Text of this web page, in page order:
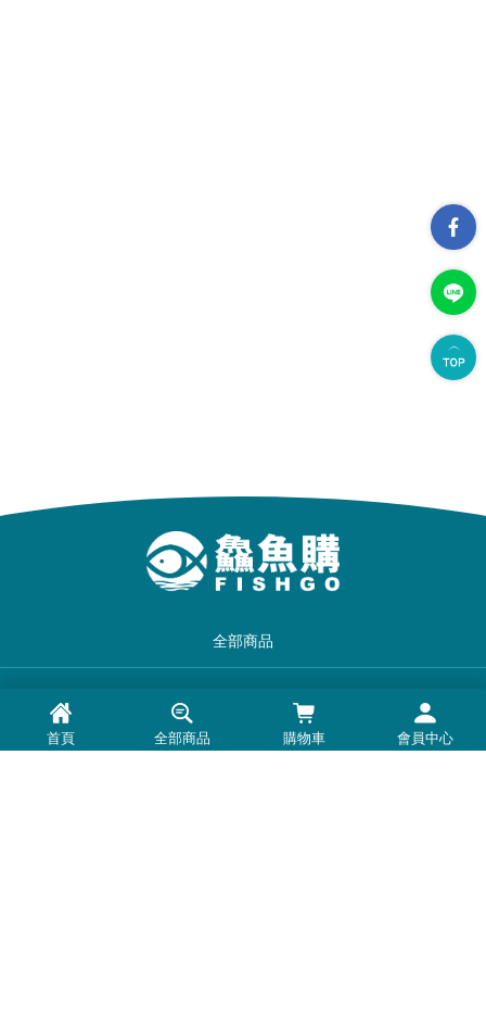
全部商品
最新消息
首頁 全部商品 購物車 會員中心